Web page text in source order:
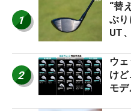
1
“替
ぶり
UT
2
ウ
け
モ